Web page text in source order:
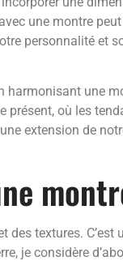
une montre
personnalité et
harmonisant une
où les
extension de
des textures.
je considère